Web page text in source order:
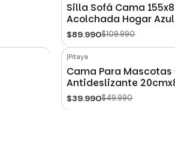
Silla Sofá Cama
Acolchada Hogar Azul
$89.990$109.990
|Pitaya
Cama Para
Antideslizante
$39.990$49.990